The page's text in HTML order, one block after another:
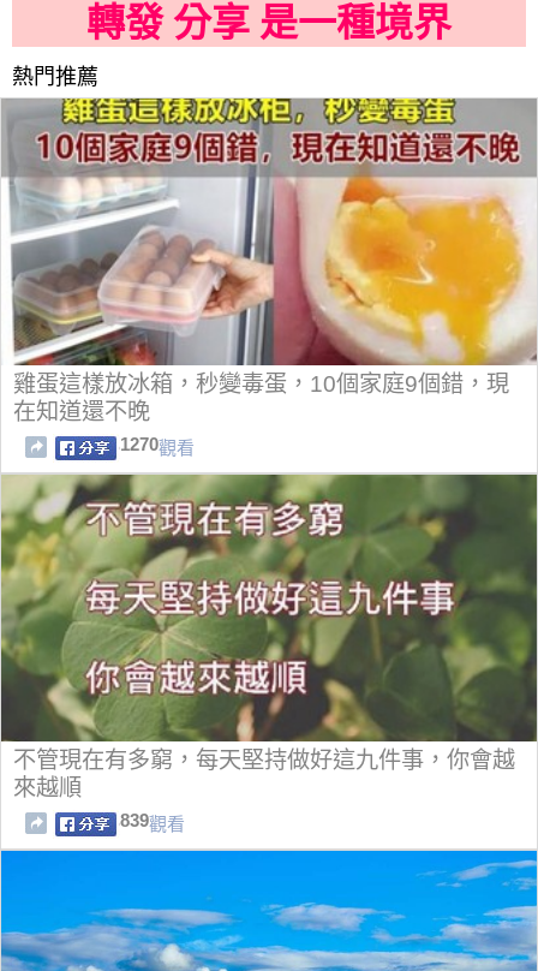
轉發 分享 是一種境界
熱門推薦
雞蛋這樣放冰箱，秒變毒蛋，10個家庭9個錯，現
在知道還不晚
1270觀看
不管現在有多窮，每天堅持做好這九件事，你會越
來越順
839觀看